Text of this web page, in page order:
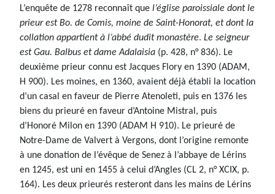
L’enquête de 1278 reconnaît que l’église paroissiale dont le
prieur est Bo. de Comis, moine de Saint-Honorat, et dont la
collation appartient à l’abbé dudit monastère. Le seigneur
est Gau. Balbus et dame Adalaisia (p. 428, n° 836). Le
deuxième prieur connu est Jacques Flory en 1390 (ADAM,
H 900). Les moines, en 1360, avaient déjà établi la location
d’un casal en faveur de Pierre Atenoleti, puis en 1376 les
biens du prieuré en faveur d’Antoine Mistral, puis
d’Honoré Milon en 1390 (ADAM H 910). Le prieuré de
Notre-Dame de Valvert à Vergons, dont l’origine remonte
à une donation de l’évêque de Senez à l’abbaye de Lérins
en 1245, est uni en 1455 à celui d’Angles (CL 2, n° XCIX, p.
164). Les deux prieurés resteront dans les mains de Lérins